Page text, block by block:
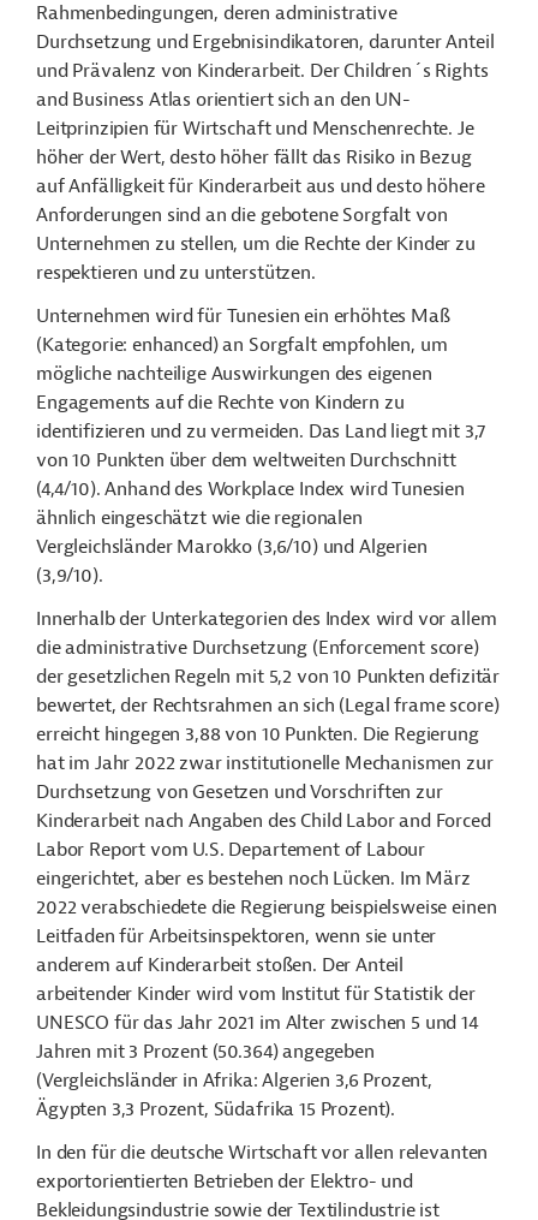
Rahmenbedingungen, deren administrative
Durchsetzung und Ergebnisindikatoren, darunter Anteil
und Prävalenz von Kinderarbeit. Der Children´s Rights
and Business Atlas orientiert sich an den UN-
Leitprinzipien für Wirtschaft und Menschenrechte. Je
höher der Wert, desto höher fällt das Risiko in Bezug
auf Anfälligkeit für Kinderarbeit aus unddesto höhere
Anforderungen sind an die gebotene Sorgfalt von
Unternehmen zu stellen, um die Rechte der Kinder zu
respektieren und zu unterstützen.
Unternehmen wird für Tunesien ein erhöhtes Maß
(Kategorie: enhanced) an Sorgfalt empfohlen, um
mögliche nachteilige Auswirkungen des eigenen
Engagements auf die Rechte von Kindern zu
identifizieren und zu vermeiden. Das Land liegt mit 3,7
von 10 Punkten über dem weltweiten Durchschnitt
(4,4/10). Anhand des Workplace Index wird Tunesien
ähnlich eingeschätzt wie die regionalen
Vergleichsländer Marokko (3,6/10) und Algerien
(3,9/10).
Innerhalb der Unterkategorien des Index wird vor allem
die administrative Durchsetzung (Enforcement score)
der gesetzlichen Regeln mit 5,2 von 10 Punkten defizitär
bewertet, der Rechtsrahmen an sich (Legal frame score)
erreicht hingegen 3,88 von 10 Punkten. Die Regierung
hat im Jahr 2022 zwar institutionelle Mechanismen zur
Durchsetzung von Gesetzen und Vorschriften zur
Kinderarbeit nach Angaben des Child Labor and Forced
Labor Report vom U.S. Departement of Labour
eingerichtet, aber es bestehen noch Lücken. Im März
2022 verabschiedete die Regierung beispielsweise einen
Leitfaden für Arbeitsinspektoren, wenn sie unter
anderem auf Kinderarbeit stoßen. Der Anteil
arbeitender Kinder wird vom Institut für Statistik der
UNESCO für das Jahr 2021 im Alter zwischen 5 und 14
Jahren mit 3 Prozent (50.364) angegeben
(Vergleichsländer in Afrika: Algerien 3,6 Prozent,
Ägypten 3,3 Prozent, Südafrika 15 Prozent).
In den für die deutsche Wirtschaft vor allen relevanten
exportorientierten Betrieben der Elektro- und
Bekleidungsindustrie sowie der Textilindustrie ist